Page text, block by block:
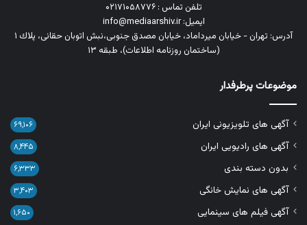
تلفن تماس : ۰۲۱۷۱۰۵۸۷۷۶
ایمیل: info@mediaarshiv.ir
آدرس: تهران - خیابان میرداماد، خیابان مصدق جنوبی،نبش اتوبان حقانی، پلاك ١
(ساختمان روزنامه اطلاعات)، طبقه ۱۳
موضوعات پرطرفدار
آگهی های تلویزیونی ایران ۶۹,۱۰۶
آگهی های رادیویی ایران ۸,۴۴۵
بدون دسته بندی ۶,۳۳۳
آگهی های نمایش خانگی ۳,۴۰۳
آگهی فیلم های سینمایی ۱,۶۵۰